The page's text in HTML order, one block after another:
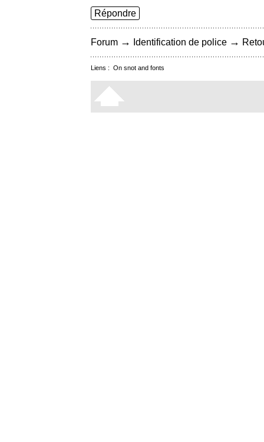
Répondre
Forum → Identification de police →
Liens : On snot and fonts